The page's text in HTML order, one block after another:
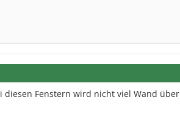
diesen Fenstern wird nicht viel Wand über